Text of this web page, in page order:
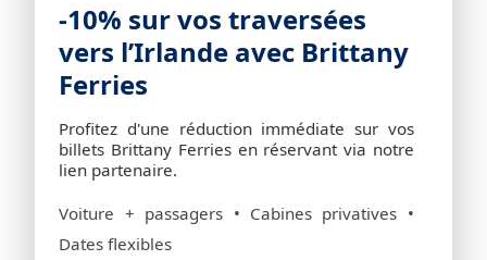
-10% sur vos traversées
vers l’Irlande avec Brittany
Ferries
Profitez d'une réduction immédiate sur vos
billets Brittany Ferries en réservant via notre
lien partenaire.
Voiture + passagers • Cabines privatives •
Dates flexibles